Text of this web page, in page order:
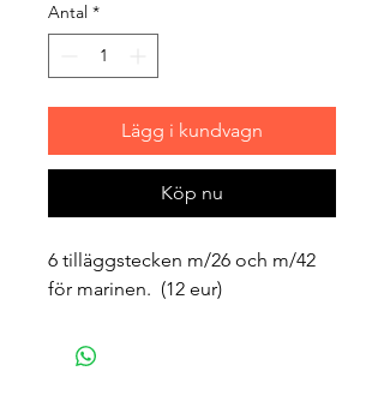
Antal *
Lägg i kundvagn
Köp nu
6 tilläggstecken m/26 och m/42
för marinen.  (12 eur)